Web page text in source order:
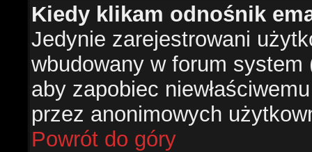
Kiedy klikam odnośnik
Jedynie zarejestrowani
wbudowany w forum system
aby zapobiec
przez anonimowych
Powrót do góry